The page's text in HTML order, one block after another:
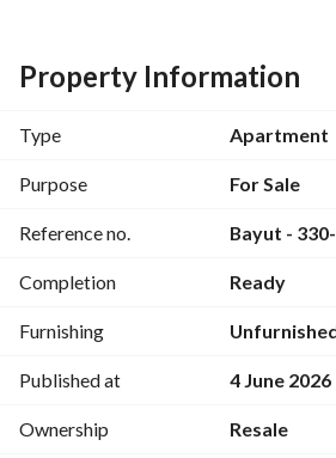
عدادات كهرباء ومياه موجودة
استثمار مضمون وسكن راقي
متاح تسهيلات في السداد
الأستاذ / محمد عزمي
واتساب: اضغط هنا
--
Property Information
Type Apartment
Purpose For Sale
Reference no. Bayut -
Completion Ready
Furnishing
Published at 4 June 2026
Ownership Resale